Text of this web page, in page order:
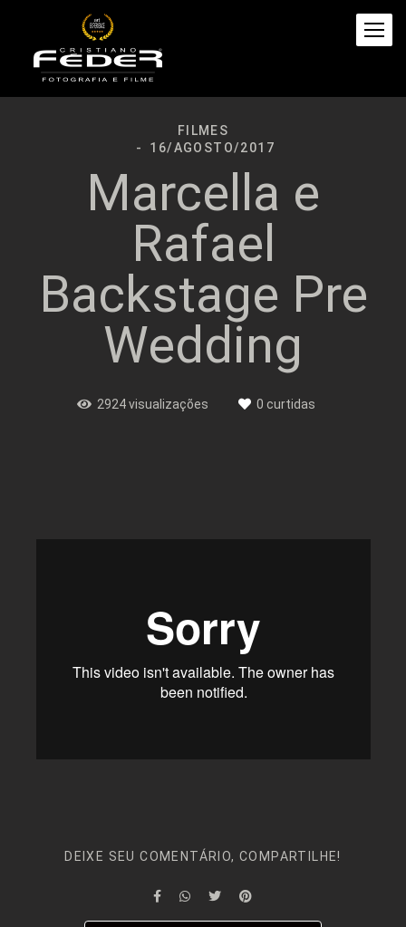
FILMES
16/AGOSTO/2017
Marcella e
Rafael
Backstage Pre
Wedding
2924visualizações 0 curtidas
DEIXE SEU COMENTÁRIO, COMPARTILHE!